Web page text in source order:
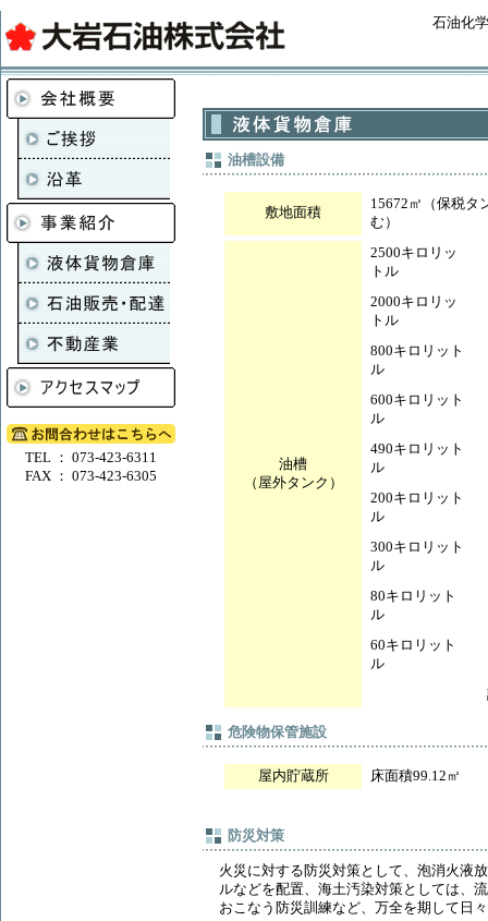
石油化
TEL ： 073-423-6311
FAX ： 073-423-6305
油槽設備
敷地面積
15672㎡（保税タ
む）
油槽
（屋外タンク）
2500キロリッ
トル
2000キロリッ
トル
800キロリット
ル
600キロリット
ル
490キロリット
ル
200キロリット
ル
300キロリット
ル
80キロリット
ル
60キロリット
ル
危険物保管施設
屋内貯蔵所 床面積99.12㎡
防災対策
火災に対する防災対策として、泡消火液
ルなどを配置、海土汚染対策としては、
おこなう防災訓練など、万全を期して日